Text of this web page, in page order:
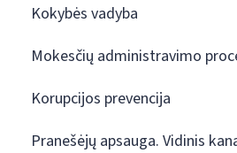
Kokybės vadyba
Mokesčių administravimo
Korupcijos prevencija
Pranešėjų apsauga. Vidinis